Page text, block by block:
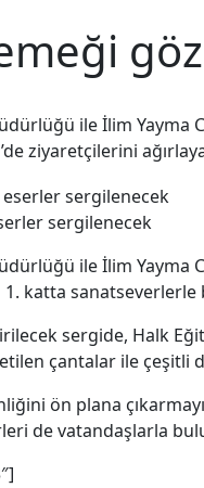
ile İlim Yayma
ziyaretçilerini
sergilenecek
ile İlim Yayma
katta sanatseverlerle
sergide, Halk
çantalar ile
ön plana
de vatandaşlarla